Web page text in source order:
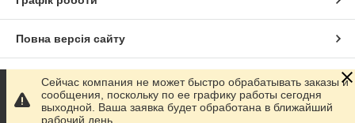
Повна версія сайту
Сайт створено на маркетплейсі Prom.ua
Політика конфіденційності
Сейчас компания не может быстро обрабатывать заказы и
сообщения, поскольку по ее графику работы сегодня
выходной. Ваша заявка будет обработана в ближайший
рабочий день.